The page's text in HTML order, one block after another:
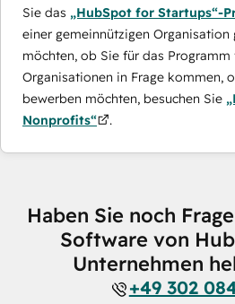
Sie das „HubSpot for Startups“-
einer gemeinnützigen Organisation
möchten, ob Sie für das
Organisationen in Frage kommen,
bewerben möchten, besuchen Sie
Nonprofits“
.
Haben Sie noch
Software von
Unternehmen
+49 302